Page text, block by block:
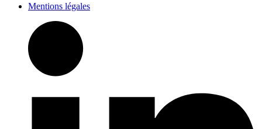
Mentions légales